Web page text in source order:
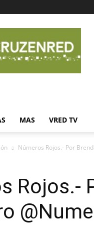
en
Red
MAS VRED TV
Números Rojos.- Por
Rojos.-